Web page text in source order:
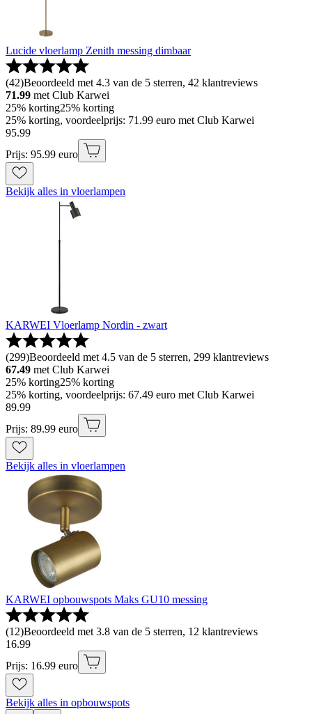
Lucide vloerlamp Zenith messing dimbaar
(42)Beoordeeld met 4.3 van de 5 sterren, 42 klantreviews
71.99 met Club Karwei
25% korting25% korting
25% korting, voordeelprijs: 71.99 euro met Club Karwei
95.99
Prijs: 95.99 euro
Bekijk alles in vloerlampen
KARWEI Vloerlamp Nordin - zwart
(299)Beoordeeld met 4.5 van de 5 sterren, 299 klantreviews
67.49 met Club Karwei
25% korting25% korting
25% korting, voordeelprijs: 67.49 euro met Club Karwei
89.99
Prijs: 89.99 euro
Bekijk alles in vloerlampen
KARWEI opbouwspots Maks GU10 messing
(12)Beoordeeld met 3.8 van de 5 sterren, 12 klantreviews
16.99
Prijs: 16.99 euro
Bekijk alles in opbouwspots